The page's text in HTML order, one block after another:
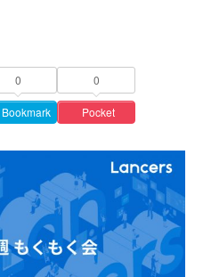
0
Bookmark
0
Pocket